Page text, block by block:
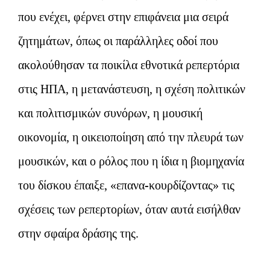
που ενέχει, φέρνει στην επιφάνεια μια σειρά
ζητημάτων, όπως οι παράλληλες οδοί που
ακολούθησαν τα ποικίλα εθνοτικά ρεπερτόρια
στις ΗΠΑ, η μετανάστευση, η σχέση πολιτικών
και πολιτισμικών συνόρων, η μουσική
οικονομία, η οικειοποίηση από την πλευρά των
μουσικών, και ο ρόλος που η ίδια η βιομηχανία
του δίσκου έπαιξε, «επανα-κουρδίζοντας» τις
σχέσεις των ρεπερτορίων, όταν αυτά εισήλθαν
στην σφαίρα δράσης της.